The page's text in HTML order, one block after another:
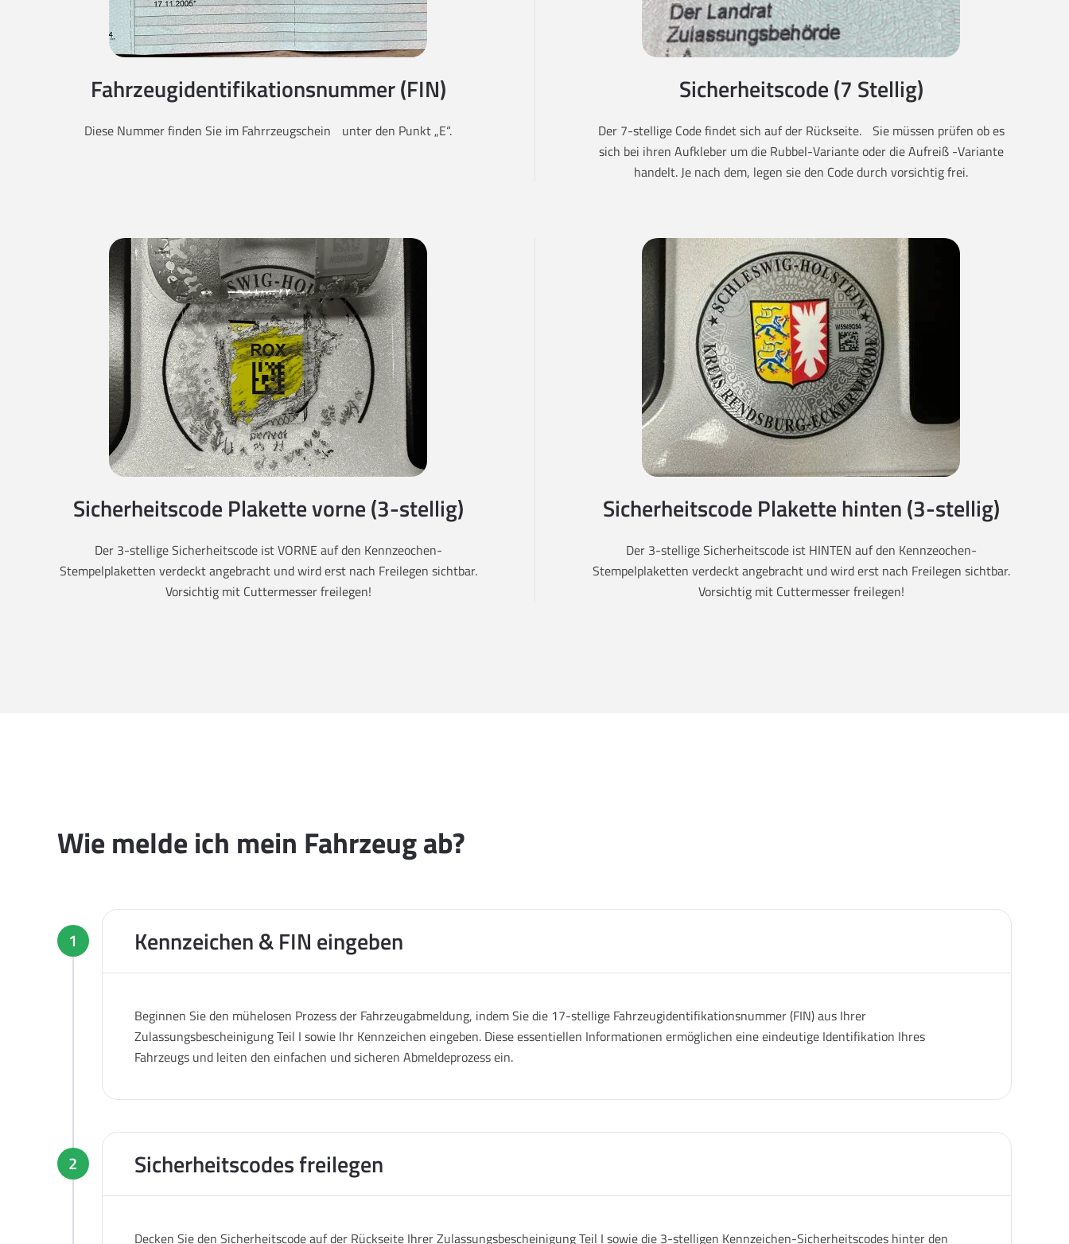
Fahrzeugidentifikationsnummer (FIN)
Diese Nummer finden Sie im Fahrrzeugschein unter den Punkt „E“.
Sicherheitscode (7 Stellig)
Der 7-stellige Code findet sich auf der Rückseite. Sie müssen prüfen ob es
sich bei ihren Aufkleber um die Rubbel-Variante oder die Aufreiß -Variante
handelt. Je nach dem, legen sie den Code durch vorsichtig frei.
Sicherheitscode Plakette vorne (3-stellig)
Der 3-stellige Sicherheitscode ist VORNE auf den Kennzeochen-
Stempelplaketten verdeckt angebracht und wird erst nach Freilegen sichtbar.
Vorsichtig mit Cuttermesser freilegen!
Sicherheitscode Plakette hinten (3-stellig)
Der 3-stellige Sicherheitscode ist HINTEN auf den Kennzeochen-
Stempelplaketten verdeckt angebracht und wird erst nach Freilegen sichtbar.
Vorsichtig mit Cuttermesser freilegen!
Wie melde ich mein Fahrzeug ab?
1 Kennzeichen & FIN eingeben
Beginnen Sie den mühelosen Prozess der Fahrzeugabmeldung, indem Sie die 17-stellige Fahrzeugidentifikationsnummer (FIN) aus Ihrer
Zulassungsbescheinigung Teil I sowie Ihr Kennzeichen eingeben. Diese essentiellen Informationen ermöglichen eine eindeutige Identifikation Ihres
Fahrzeugs und leiten den einfachen und sicheren Abmeldeprozess ein.
2 Sicherheitscodes freilegen
Decken Sie den Sicherheitscode auf der Rückseite Ihrer Zulassungsbescheinigung Teil I sowie die 3-stelligen Kennzeichen-Sicherheitscodes hinter den